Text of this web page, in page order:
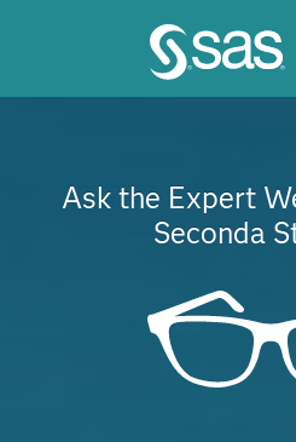
Ask the Expert
Seconda